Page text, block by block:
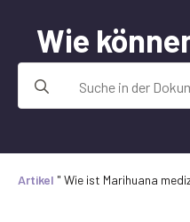
Wie
nach:
Artikel " Wie ist Marihuana